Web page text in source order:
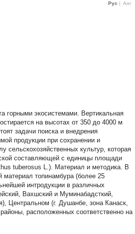
Рус Анг
горными экосистемами. Вертикальная
на высотах от 350 до 4000 м
задачи поиска и внедрения
продукции при сохранении и
сельскохозяйственных культур, которая
составляющей с единицы площади
tuberosus L.). Материал и методика. В
материал топинамбура (более 25
интродукции в различных
Вахшский и Муминабадсткий,
Центральном (г. Душанбе, зона Канаск,
расположенных соответственно на